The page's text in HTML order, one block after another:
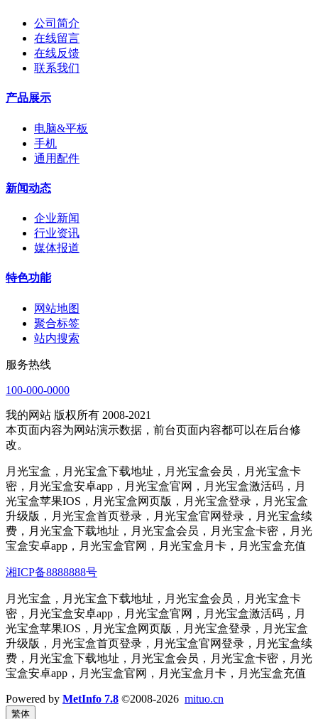
公司简介
在线留言
在线反馈
联系我们
产品展示
电脑&平板
手机
通用配件
新闻动态
企业新闻
行业资讯
媒体报道
特色功能
网站地图
聚合标签
站内搜索
服务热线
100-000-0000
我的网站 版权所有 2008-2021
本页面内容为网站演示数据，前台页面内容都可以在后台修
改。
月光宝盒，月光宝盒下载地址，月光宝盒会员，月光宝盒卡
密，月光宝盒安卓app，月光宝盒官网，月光宝盒激活码，月
光宝盒苹果IOS，月光宝盒网页版，月光宝盒登录，月光宝盒
升级版，月光宝盒首页登录，月光宝盒官网登录，月光宝盒续
费，月光宝盒下载地址，月光宝盒会员，月光宝盒卡密，月光
宝盒安卓app，月光宝盒官网，月光宝盒月卡，月光宝盒充值
湘ICP备8888888号
月光宝盒，月光宝盒下载地址，月光宝盒会员，月光宝盒卡
密，月光宝盒安卓app，月光宝盒官网，月光宝盒激活码，月
光宝盒苹果IOS，月光宝盒网页版，月光宝盒登录，月光宝盒
升级版，月光宝盒首页登录，月光宝盒官网登录，月光宝盒续
费，月光宝盒下载地址，月光宝盒会员，月光宝盒卡密，月光
宝盒安卓app，月光宝盒官网，月光宝盒月卡，月光宝盒充值
Powered by MetInfo 7.8 ©2008-2026 mituo.cn
繁体